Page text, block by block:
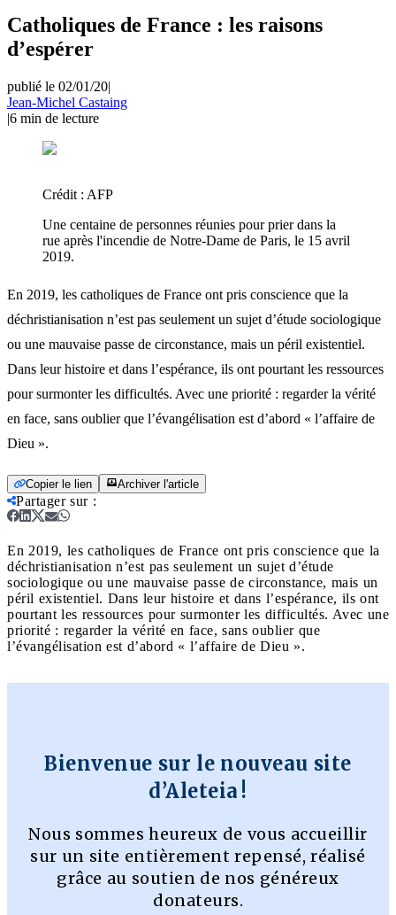
Catholiques de France : les raisons
d’espérer
publié le 02/01/20|
Jean-Michel Castaing
|6 min de lecture
Crédit : AFP
Une centaine de personnes réunies pour prier dans la
rue après l'incendie de Notre-Dame de Paris, le 15 avril
2019.
En 2019, les catholiques de France ont pris conscience que la
déchristianisation n’est pas seulement un sujet d’étude sociologique
ou une mauvaise passe de circonstance, mais un péril existentiel.
Dans leur histoire et dans l’espérance, ils ont pourtant les ressources
pour surmonter les difficultés. Avec une priorité : regarder la vérité
en face, sans oublier que l’évangélisation est d’abord « l’affaire de
Dieu ».
Copier le lien Archiver l'article
Partager sur:
En 2019, les catholiques de France ont pris conscience que la
déchristianisation n’est pas seulement un sujet d’étude
sociologique ou une mauvaise passe de circonstance, mais un
péril existentiel. Dans leur histoire et dans l’espérance, ils ont
pourtant les ressources pour surmonter les difficultés. Avec une
priorité : regarder la vérité en face, sans oublier que
l’évangélisation est d’abord « l’affaire de Dieu ».
Bienvenue sur le nouveau site
d’Aleteia !
Nous sommes heureux de vous accueillir
sur un site entièrement repensé, réalisé
grâce au soutien de nos généreux
donateurs.